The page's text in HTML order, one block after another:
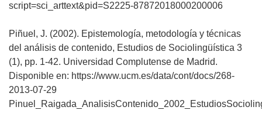
script=sci_arttext&pid=S2225-87872018000200006
Piñuel, J. (2002). Epistemología, metodología y técnicas
del análisis de contenido, Estudios de Sociolingüística 3
(1), pp. 1-42. Universidad Complutense de Madrid.
Disponible en: https://www.ucm.es/data/cont/docs/268-
2013-07-29